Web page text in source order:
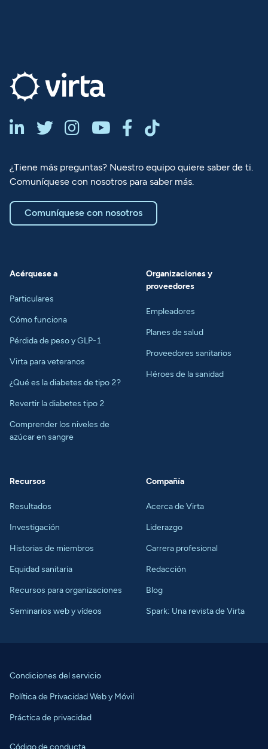
     
¿Tiene más preguntas? Nuestro equipo quiere saber de ti.
Comuníquese con nosotros para saber más.
Comuníquese con nosotros
Acérquese a
Particulares
Cómo funciona
Pérdida de peso y GLP-1
Virta para veteranos
¿Qué es la diabetes de tipo 2?
Revertir la diabetes tipo 2
Comprender los niveles de
azúcar en sangre
Organizaciones y
proveedores
Empleadores
Planes de salud
Proveedores sanitarios
Héroes de la sanidad
Recursos
Resultados
Investigación
Historias de miembros
Equidad sanitaria
Recursos para organizaciones
Seminarios web y vídeos
Compañía
Acerca de Virta
Liderazgo
Carrera profesional
Redacción
Blog
Spark: Una revista de Virta
Condiciones del servicio
Política de Privacidad Web y Móvil
Práctica de privacidad
Código de conducta